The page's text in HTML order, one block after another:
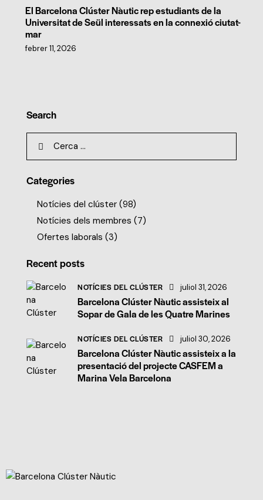
El Barcelona Clúster Nàutic rep estudiants de la
Universitat de Seül interessats en la connexió ciutat-
mar
febrer 11, 2026
Search
Categories
Notícies del clúster (98)
Notícies dels membres (7)
Ofertes laborals (3)
Recent posts
NOTÍCIES DEL CLÚSTER juliol 31, 2026
Barcelona Clúster Nàutic assisteix al
Sopar de Gala de les Quatre Marines
NOTÍCIES DEL CLÚSTER juliol 30, 2026
Barcelona Clúster Nàutic assisteix a la
presentació del projecte CASFEM a
Marina Vela Barcelona